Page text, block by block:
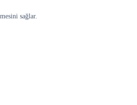
sağlar.